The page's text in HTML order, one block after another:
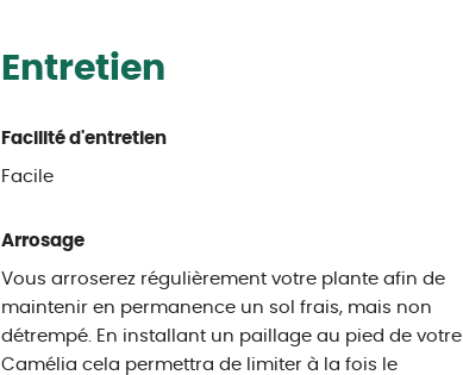
Entretien
Facilité d'entretien
Facile
Arrosage
Vous arroserez régulièrement votre plante afin de
maintenir en permanence un sol frais, mais non
détrempé. En installant un paillage au pied de votre
Camélia cela permettra de limiter à la fois le